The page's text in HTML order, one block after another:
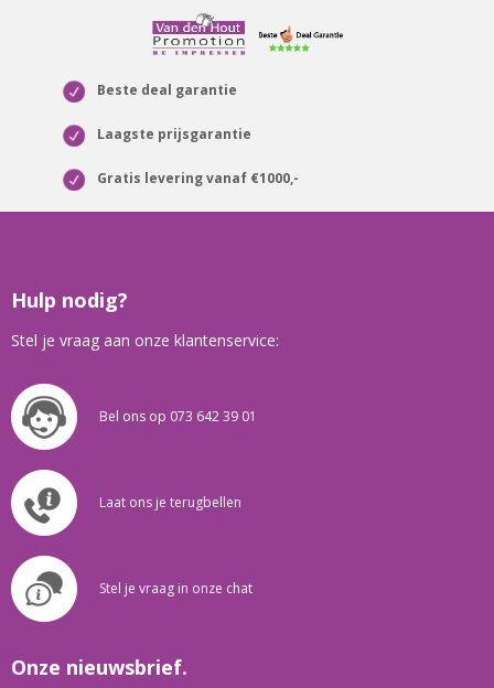
Beste deal garantie
Laagste prijsgarantie
Gratis levering vanaf €1000,-
Hulp nodig?
Stel je vraag aan onze klantenservice:
Bel ons op 073 642 39 01
Laat ons je terugbellen
Stel je vraag in onze chat
Onze nieuwsbrief.